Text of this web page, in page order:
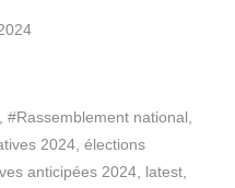
#Rassemblement national
2024 élections
anticipées 2024 latest